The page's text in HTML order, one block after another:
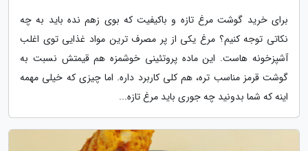
برای خرید گوشت مرغ تازه و باکیفیت که بوی زهم نده باید به چه
نکاتی توجه کنیم؟ مرغ یکی از پر مصرف ترین مواد غذایی توی اغلب
آشپزخونه هاست. این ماده پروتئینی خوشمزه هم قیمتش نسبت به
گوشت قرمز مناسب تره، هم کلی کاربرد داره. اما چیزی که خیلی مهمه
اینه که شما بدونید چه جوری باید مرغ تازه...